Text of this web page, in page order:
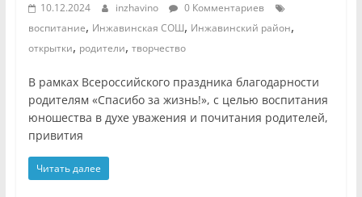
10.12.2024 inzhavino
0 Комментариев
воспитание, Инжавинская СОШ, Инжавинский район,
открытки, родители, творчество
В рамках Всероссийского праздника благодарности
родителям «Спасибо за жизнь!», с целью воспитания
юношества в духе уважения и почитания родителей,
привития
Читать далее